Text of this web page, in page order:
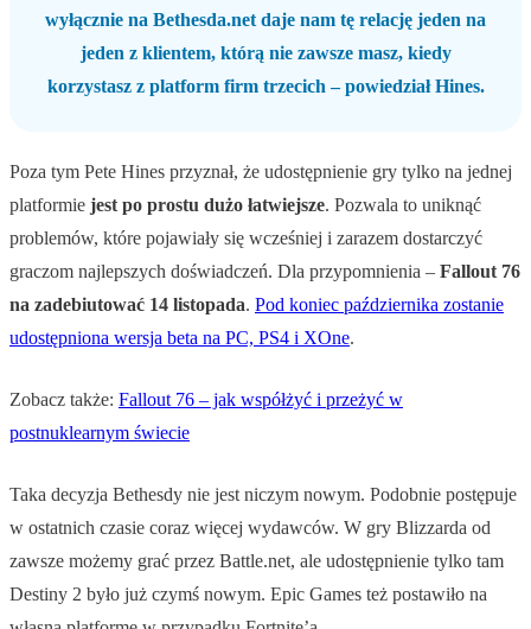
wyłącznie na Bethesda.net daje nam tę relację jeden na
jeden z klientem, którą nie zawsze masz, kiedy
korzystasz z platform firm trzecich – powiedział Hines.
Poza tym Pete Hines przyznał, że udostępnienie gry tylko na jednej
platformie jest po prostu dużo łatwiejsze. Pozwala to uniknąć
problemów, które pojawiały się wcześniej i zarazem dostarczyć
graczom najlepszych doświadczeń. Dla przypomnienia – Fallout 76
na zadebiutować 14 listopada. Pod koniec października zostanie
udostępniona wersja beta na PC, PS4 i XOne.
Zobacz także: Fallout 76 – jak współżyć i przeżyć w
postnuklearnym świecie
Taka decyzja Bethesdy nie jest niczym nowym. Podobnie postępuje
w ostatnich czasie coraz więcej wydawców. W gry Blizzarda od
zawsze możemy grać przez Battle.net, ale udostępnienie tylko tam
Destiny 2 było już czymś nowym. Epic Games też postawiło na